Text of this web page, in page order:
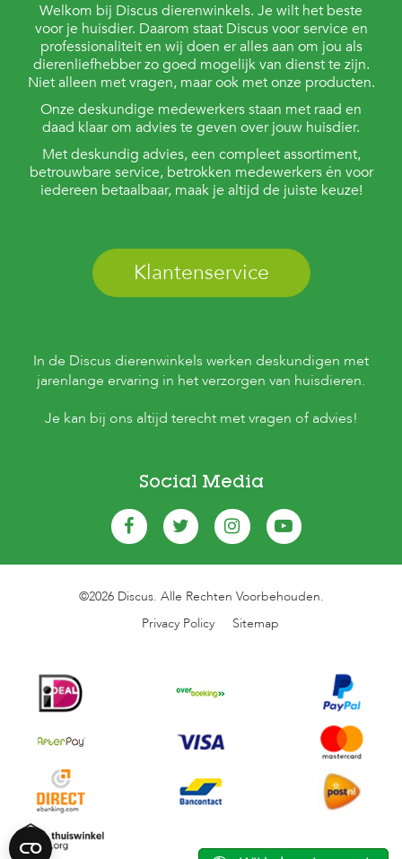
Welkom bij Discus dierenwinkels. Je wilt het beste
voor je huisdier. Daarom staat Discus voor service en
professionaliteit en wij doen er alles aan om jou als
dierenliefhebber zo goed mogelijk van dienst te zijn.
Niet alleen met vragen, maar ook met onze producten.
Onze deskundige medewerkers staan met raad en
daad klaar om advies te geven over jouw huisdier.
Met deskundig advies, een compleet assortiment,
betrouwbare service, betrokken medewerkers én voor
iedereen betaalbaar, maak je altijd de juiste keuze!
Klantenservice
In de Discus dierenwinkels werken deskundigen met
jarenlange ervaring in het verzorgen van huisdieren.
Je kan bij ons altijd terecht met vragen of advies!
Social Media
©2026 Discus. Alle Rechten Voorbehouden.
Privacy Policy
Sitemap